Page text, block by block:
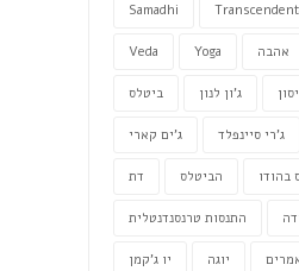
Samadhi
Veda Yoga אהבה
ביטלס ג'ון לנון
ג'ים קארי ג'רי סיינפלד
דת הביטלס בהודו
התנסות טרנסנדנטלית
יו ג'קמן יוגה